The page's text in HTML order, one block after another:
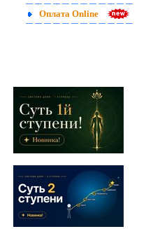
Оплата Online